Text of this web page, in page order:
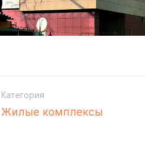
Категория
Жилые комплексы